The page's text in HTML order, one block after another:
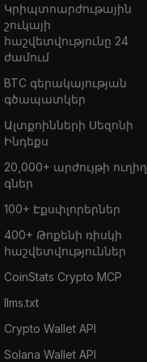
Կրիպտոարժութային
շուկայի
հաշվետվությունը 24
ժամում
BTC գերակայության
գծապատկեր
Ալտքոինների Սեզոնի
Ինդեքս
20,000+ արժույթի ուղիղ
գներ
100+ Էքսփլորերներ
400+ Թոքենի ռիսկի
հաշվետվություններ
CoinStats Crypto MCP
llms.txt
Crypto Wallet API
Solana Wallet API